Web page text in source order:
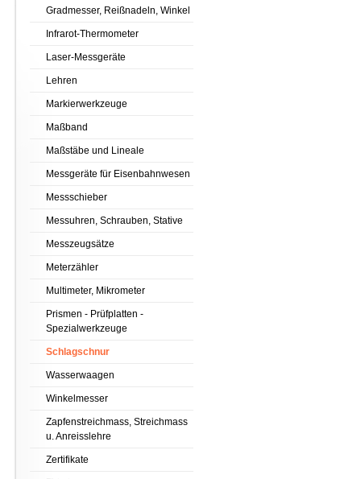
Gradmesser, Reißnadeln, Winkel
Infrarot-Thermometer
Laser-Messgeräte
Lehren
Markierwerkzeuge
Maßband
Maßstäbe und Lineale
Messgeräte für Eisenbahnwesen
Messschieber
Messuhren, Schrauben, Stative
Messzeugsätze
Meterzähler
Multimeter, Mikrometer
Prismen - Prüfplatten -
Spezialwerkzeuge
Schlagschnur
Wasserwaagen
Winkelmesser
Zapfenstreichmass, Streichmass
u. Anreisslehre
Zertifikate